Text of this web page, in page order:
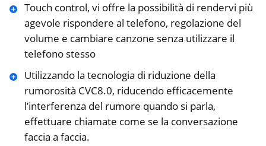
Touch control, vi offre la possibilità di rendervi più
agevole rispondere al telefono, regolazione del
volume e cambiare canzone senza utilizzare il
telefono stesso
Utilizzando la tecnologia di riduzione della
rumorosità CVC8.0, riducendo efficacemente
l’interferenza del rumore quando si parla,
effettuare chiamate come se la conversazione
faccia a faccia.